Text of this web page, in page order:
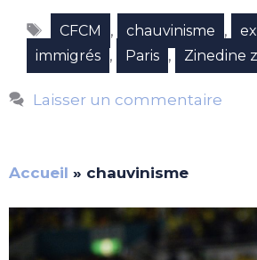
Étiquettes
CFCM , chauvinisme ,
immigrés , Paris , Zinedine
Laisser un commentaire
Accueil » chauvinisme